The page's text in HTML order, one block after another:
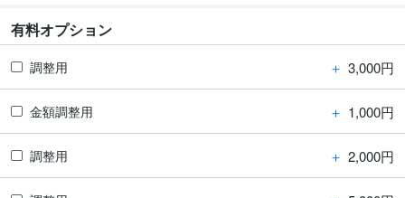
有料オプション
調整用 ＋ 3,000円
金額調整用 ＋ 1,000円
調整用 ＋ 2,000円